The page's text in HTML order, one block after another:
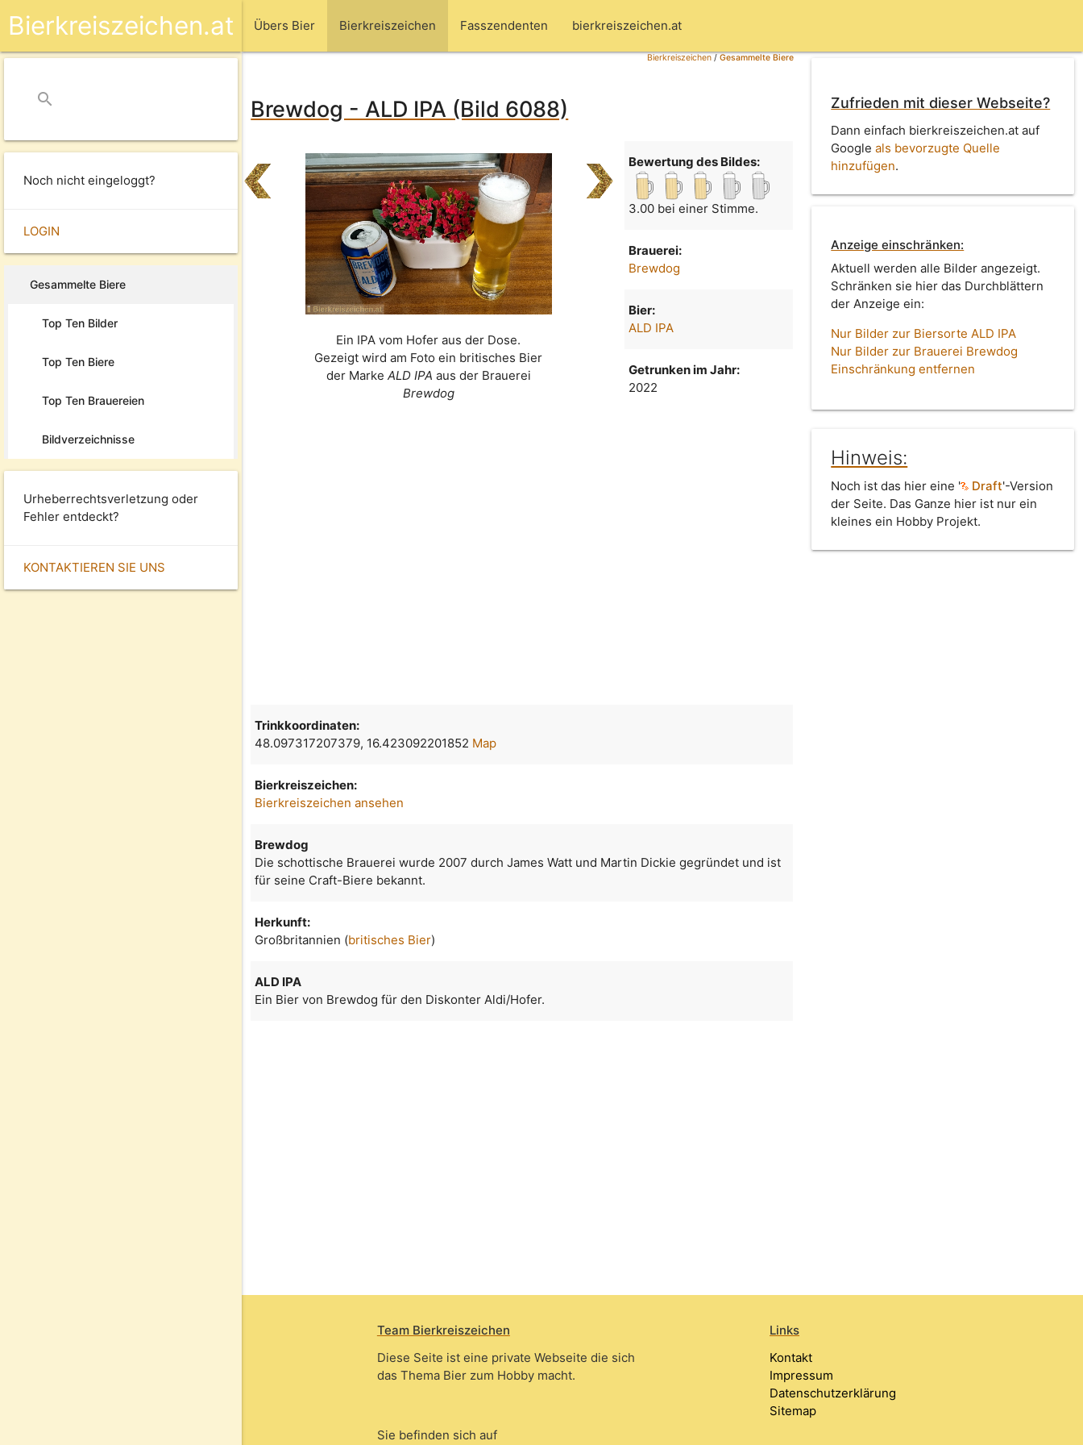
Übers Bier Bierkreiszeichen Fasszendenten bierkreiszeichen.at
Bierkreiszeichen.at
search
Noch nicht eingeloggt?
LOGIN
Gesammelte Biere
Top Ten Bilder
Top Ten Biere
Top Ten Brauereien
Bildverzeichnisse
Urheberrechtsverletzung oder
Fehler entdeckt?
KONTAKTIEREN SIE UNS
Bierkreiszeichen/Gesammelte Biere
Brewdog - ALD IPA (Bild 6088)
Ein IPA vom Hofer aus der Dose.
Gezeigt wird am Foto ein britisches Bier
der Marke ALD IPA aus der Brauerei
Brewdog
Bewertung des Bildes:
3.00 bei einer Stimme.
Brauerei:
Brewdog
Bier:
ALD IPA
Getrunken im Jahr:
2022
Zufrieden mit dieser Webseite?
Dann einfach bierkreiszeichen.at auf
Googleals bevorzugte Quelle
hinzufügen.
Anzeige einschränken:
Aktuell werden alle Bilder angezeigt.
Schränken sie hier das Durchblättern
der Anzeige ein:
Nur Bilder zur Biersorte ALD IPA
Nur Bilder zur Brauerei Brewdog
Einschränkung entfernen
Hinweis:
Noch ist das hier eine ' Draft'-Version
der Seite. Das Ganze hier ist nur ein
kleines ein Hobby Projekt.
Trinkkoordinaten:
48.097317207379, 16.423092201852 Map
Bierkreiszeichen:
Bierkreiszeichen ansehen
Brewdog
Die schottische Brauerei wurde 2007 durch James Watt und Martin Dickie gegründet und ist
für seine Craft-Biere bekannt.
Herkunft:
Großbritannien (britisches Bier)
ALD IPA
Ein Bier von Brewdog für den Diskonter Aldi/Hofer.
Team Bierkreiszeichen
Diese Seite ist eine private Webseite die sich
das Thema Bier zum Hobby macht.
Sie befinden sich auf
Links
Kontakt
Impressum
Datenschutzerklärung
Sitemap